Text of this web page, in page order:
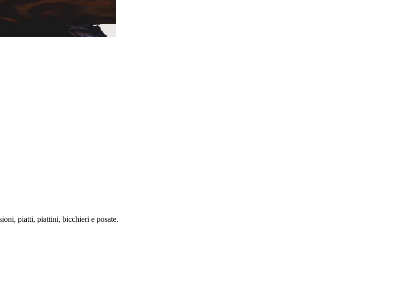
piatti, piattini, bicchieri e posate.